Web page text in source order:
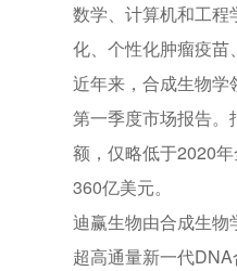
数学、计算机和工
化、个性化肿瘤疫苗
近年来，合成生物
第一季度市场报告
额，仅略低于2020
360亿美元。
迪赢生物由合成生
超高通量新一代